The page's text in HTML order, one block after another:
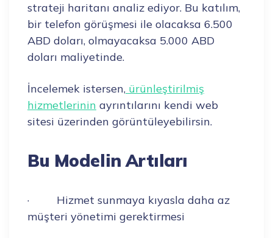
strateji haritanı analiz ediyor. Bu katılım,
bir telefon görüşmesi ile olacaksa 6.500
ABD doları, olmayacaksa 5.000 ABD
doları maliyetinde.
İncelemek istersen, ürünleştirilmiş
hizmetlerinin ayrıntılarını kendi web
sitesi üzerinden görüntüleyebilirsin.
Bu Modelin Artıları
· Hizmet sunmaya kıyasla daha az
müşteri yönetimi gerektirmesi